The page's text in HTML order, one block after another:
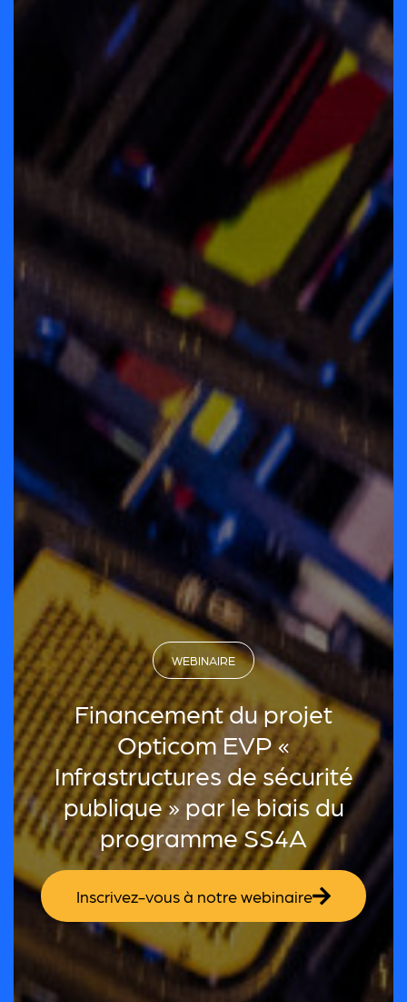
WEBINAIRE
Financement du projet
Opticom EVP «
Infrastructures de sécurité
publique » par le biais du
programme SS4A
Inscrivez-vous à notre webinaire